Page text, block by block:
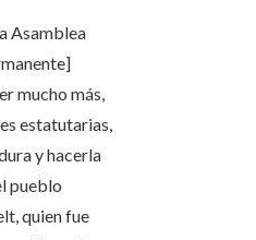
Asamblea
mucho más,
estatutarias,
y hacerla
pueblo
quien fue